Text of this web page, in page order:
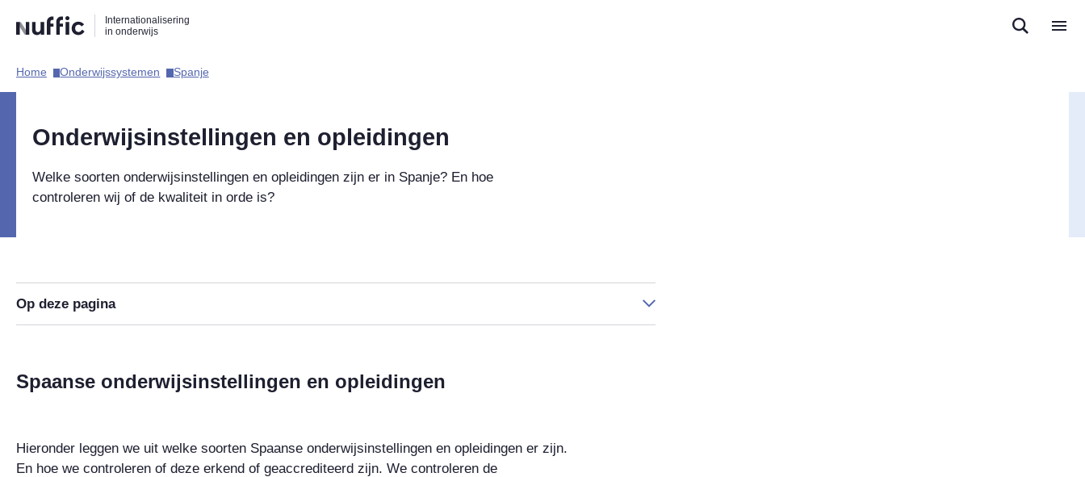
naar
zoekfunctie
naar
hoofdnavigatie
naar
inhoud
Internationalisering
in onderwijs
Hoofdnavigatie
Home​ Onderwijssystemen​ Spanje​
Onderwijsinstellingen en opleidingen
Welke soorten onderwijsinstellingen en opleidingen zijn er in Spanje? En hoe
controleren wij of de kwaliteit in orde is?
Op deze pagina
Spaanse onderwijsinstellingen en opleidingen
Hieronder leggen we uit welke soorten Spaanse onderwijsinstellingen en opleidingen er zijn.
En hoe we controleren of deze erkend of geaccrediteerd zijn. We controleren de